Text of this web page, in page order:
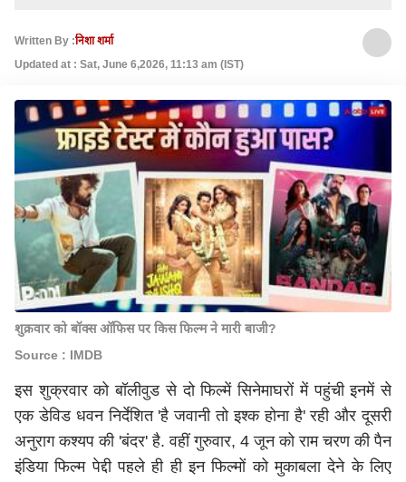
Written By :निशा शर्मा
Updated at : Sat, June 6,2026, 11:13 am (IST)
शुक्रवार को बॉक्स ऑफिस पर किस फिल्म ने मारी बाजी?
Source : IMDB
इस शुक्रवार को बॉलीवुड से दो फिल्में सिनेमाघरों में पहुंची इनमें से
एक डेविड धवन निर्देशित 'है जवानी तो इश्क होना है' रही और दूसरी
अनुराग कश्यप की 'बंदर' है. वहीं गुरुवार, 4 जून को राम चरण की पैन
इंडिया फिल्म पेद्दी पहले ही ही इन फिल्मों को मुकाबला देने के लिए